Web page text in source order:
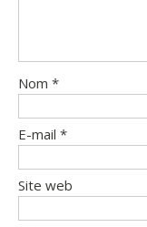
Nom *
E-mail *
Site web